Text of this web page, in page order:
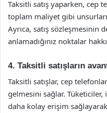
Taksitli satış yaparken, cep
toplam maliyet gibi
Ayrıca, satış sözleşmesinin
anlamadığınız noktalar
4. Taksitli satışların
Taksitli satışlar, cep
gelmesini sağlar.
daha kolay erişim